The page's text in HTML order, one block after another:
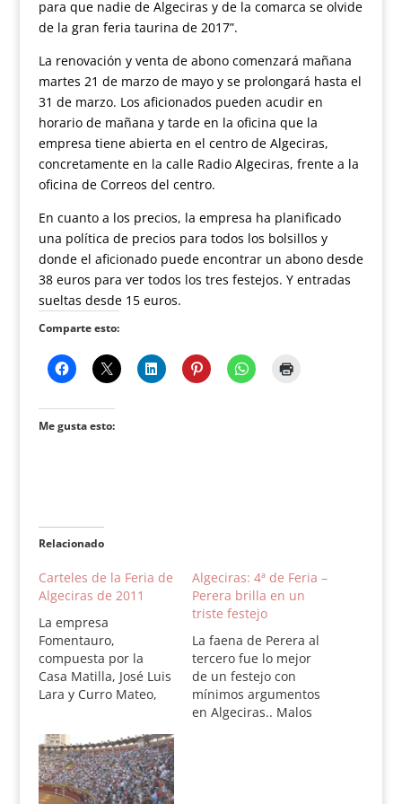
para que nadie de Algeciras y de la comarca se olvide
de la gran feria taurina de 2017”.
La renovación y venta de abono comenzará mañana
martes 21 de marzo de mayo y se prolongará hasta el
31 de marzo. Los aficionados pueden acudir en
horario de mañana y tarde en la oficina que la
empresa tiene abierta en el centro de Algeciras,
concretamente en la calle Radio Algeciras, frente a la
oficina de Correos del centro.
En cuanto a los precios, la empresa ha planificado
una política de precios para todos los bolsillos y
donde el aficionado puede encontrar un abono desde
38 euros para ver todos los tres festejos. Y entradas
sueltas desde 15 euros.
Comparte esto:
Me gusta esto:
Relacionado
Carteles de la Feria de
Algeciras de 2011
La empresa
Fomentauro,
compuesta por la
Casa Matilla, José Luis
Lara y Curro Mateo,
Real de Algeciras, un
ciclo compuesto por
tres corridas toros, un
festejo de rejones y
Algeciras: 4ª de Feria –
Perera brilla en un
triste festejo
La faena de Perera al
tercero fue lo mejor
de un festejo con
mínimos argumentos
en Algeciras.. Malos